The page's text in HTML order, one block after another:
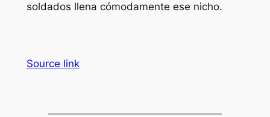
soldados llena cómodamente ese nicho.
Source link